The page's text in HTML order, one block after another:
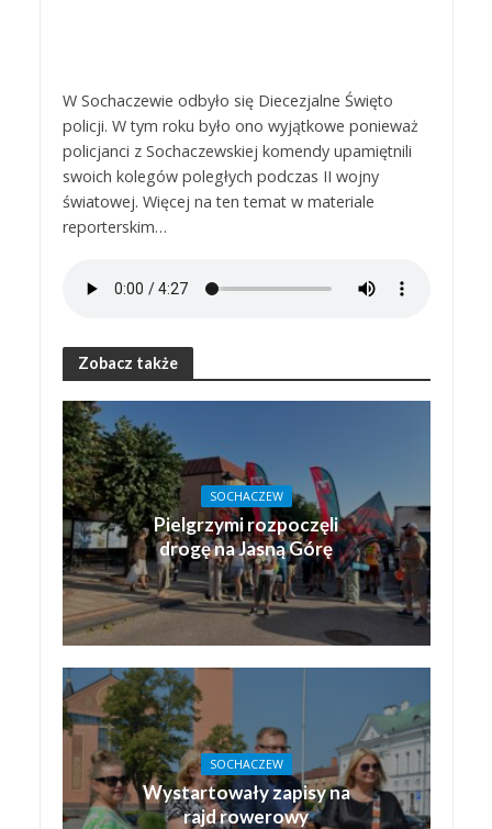
W Sochaczewie odbyło się Diecezjalne Święto
policji. W tym roku było ono wyjątkowe ponieważ
policjanci z Sochaczewskiej komendy upamiętnili
swoich kolegów poległych podczas II wojny
światowej. Więcej na ten temat w materiale
reporterskim…
Zobacz także
SOCHACZEW
Pielgrzymi rozpoczęli
drogę na Jasną Górę
SOCHACZEW
Wystartowały zapisy na
rajd rowerowy